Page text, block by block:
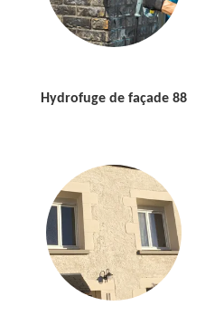
Hydrofuge de façade 88